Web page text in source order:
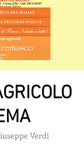
Verdi